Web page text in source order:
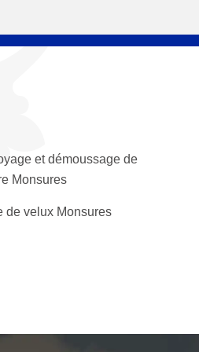
et démoussage de
Monsures
de velux Monsures